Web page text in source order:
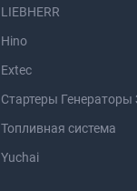
LIEBHERR
Hino
Extec
Стартеры Генераторы
Топливная система
Yuchai